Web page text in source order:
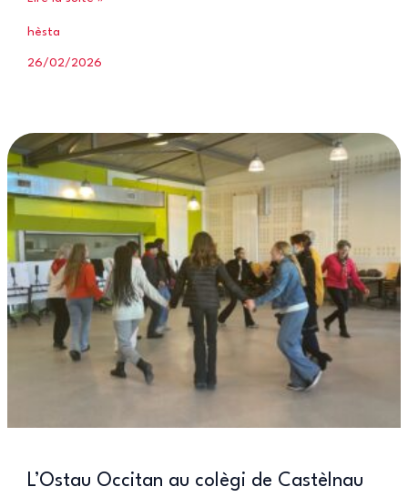
hèsta
26/02/2026
L’Ostau Occitan au colègi de Castèlnau